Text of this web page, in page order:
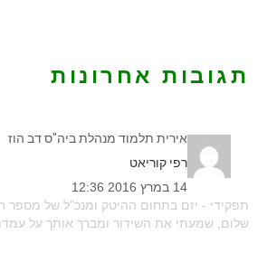
תגובות אחרונות
אירית תלמוד מנהלת ביה"ס דב הוז
רפי קוריאט
14 במרץ 2016 12:36
תפקידי - יזם בתחום ההיטק ומנכ"ל של מספר
שלום, שמעתי את השידור ומברך אותך על